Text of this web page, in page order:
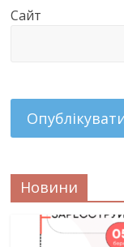
Сайт
Новини